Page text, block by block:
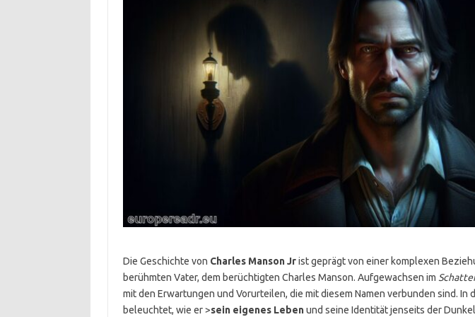
Die Geschichte von Charles Manson Jrist geprägt von einer komplexen
berühmten Vater, dem berüchtigten Charles Manson. Aufgewachsen im
mit den Erwartungen und Vorurteilen, die mit diesem Namen verbunden sind. In
beleuchtet, wie er >sein eigenes Lebenund seine Identität jenseits der